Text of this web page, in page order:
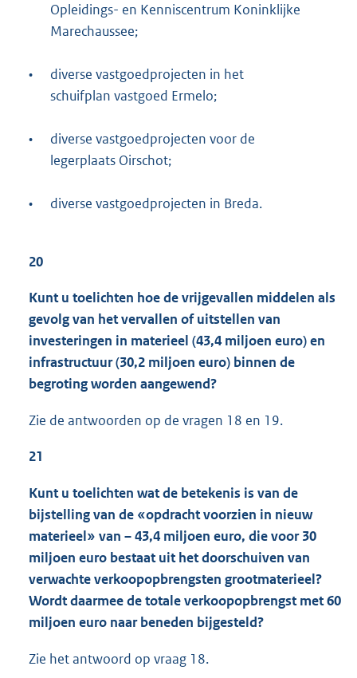
Opleidings- en Kenniscentrum Koninklijke
Marechaussee;
•
diverse vastgoedprojecten in het
schuifplan vastgoed Ermelo;
•
diverse vastgoedprojecten voor de
legerplaats Oirschot;
• diverse vastgoedprojecten in Breda.
20
Kunt u toelichten hoe de vrijgevallen middelen als
gevolg van het vervallen of uitstellen van
investeringen in materieel (43,4 miljoen euro) en
infrastructuur (30,2 miljoen euro) binnen de
begroting worden aangewend?
Zie de antwoorden op de vragen 18 en 19.
21
Kunt u toelichten wat de betekenis is van de
bijstelling van de «opdracht voorzien in nieuw
materieel» van – 43,4 miljoen euro, die voor 30
miljoen euro bestaat uit het doorschuiven van
verwachte verkoopopbrengsten grootmaterieel?
Wordt daarmee de totale verkoopopbrengst met 60
miljoen euro naar beneden bijgesteld?
Zie het antwoord op vraag 18.